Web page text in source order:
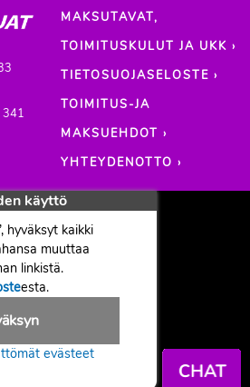
341
MAKSUTAVAT,
TOIMITUSKULUT JA UKK ›
TIETOSUOJASELOSTE ›
TOIMITUS-JA
MAKSUEHDOT ›
YHTEYDENOTTO ›
käyttö
hyväksyt kaikki
muuttaa
linkistä.
esta.
evästeet